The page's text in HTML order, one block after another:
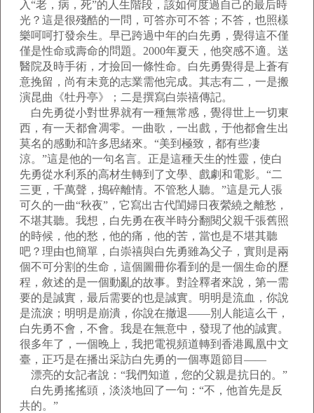
入“老，病，死”的人生階段，該如何度過自己的最后時
光？這是很殘酷的一問，可答亦可不答；不答，也照樣
樂呵呵打發余生。早已跨過中年的白先勇，覺得這不僅
僅是性命或壽命的問題。2000年夏天，他突感不適。送
醫院及時手術，才撿回一條性命。白先勇覺得是上蒼有
意挽留，尚有未竟的志業需他完成。其志有二，一是搬
演昆曲《牡丹亭》；二是撰寫白崇禧傳記。
白先勇從小對世界就有一種無常感，覺得世上一切東
西，有一天都會凋零。一曲歌，一出戲，于他都會生出
莫名的感動和許多思緒來。“美到極致，都有些凄
涼。”這是他的一句名言。正是這種天生的性靈，使白
先勇從水利系的高材生轉到了文學、戲劇和電影。“二
三更，千萬聲，搗碎離情。不管愁人聽。”這是元人張
可久的一曲“秋夜”，它寫出古代閨婦日夜縈繞之離愁，
不堪其聽。我想，白先勇在夜半時分翻閱父親千張舊照
的時候，他的愁，他的痛，他的苦，當也是不堪其聽
吧？理由也簡單，白崇禧與白先勇雖為父子，實則是兩
個不可分割的生命，這個圖冊你看到的是一個生命的歷
程，敘述的是一個動亂的故事。對詮釋者來說，第一需
要的是誠實，最后需要的也是誠實。明明是流血，你說
是流淚；明明是崩潰，你說在撤退——別人能這么干，
白先勇不會，不會。我是在無意中，發現了他的誠實。
很多年了，一個晚上，我把電視頻道轉到香港鳳凰中文
臺，正巧是在播出采訪白先勇的一個專題節目——
漂亮的女記者說：“我們知道，您的父親是抗日的。”
白先勇搖搖頭，淡淡地回了一句：“不，他首先是反
共的。”